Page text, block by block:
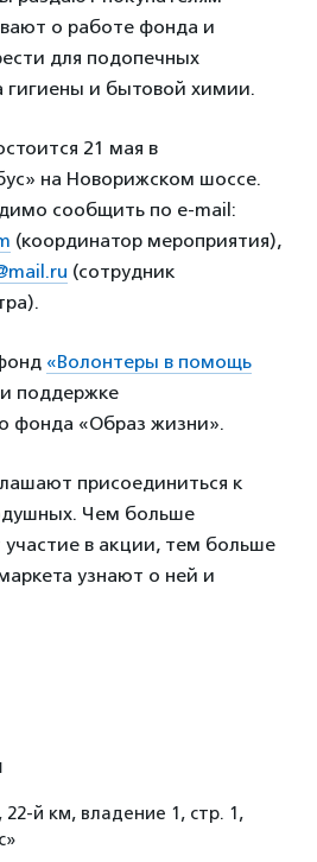
о работе фонда и
для подопечных
гигиены и бытовой химии.
21 мая в
на Новорижском шоссе.
сообщить по e-mail:
(координатор мероприятия),
(сотрудник
«Волонтеры в помощь
поддержке
фонда «Образ жизни».
присоединиться к
Чем больше
в акции, тем больше
узнают о ней и
км, владение 1, стр. 1,